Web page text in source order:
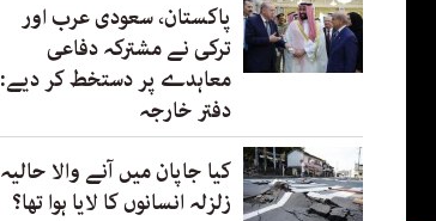
پاکستان، سعودی عرب اور
ترکی نے مشترکہ دفاعی
معاہدے پر دستخط کر دیے:
دفتر خارجہ
کیا جاپان میں آنے والا حالیہ
زلزلہ انسانوں کا لایا ہوا تھا؟